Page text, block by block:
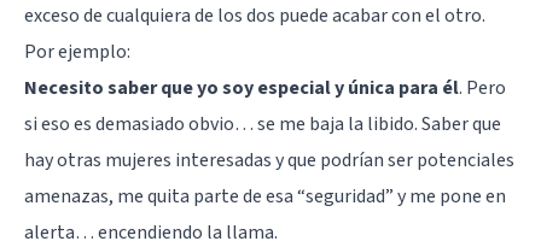
exceso de cualquiera de los dos puede acabar con el otro.
Por ejemplo:
Necesito saber que yo soy especial y única para él. Pero
si eso es demasiado obvio…se me baja la libido. Saber que
hay otras mujeres interesadas y que podrían ser potenciales
amenazas, me quita parte de esa “seguridad” y me pone en
alerta… encendiendo la llama.